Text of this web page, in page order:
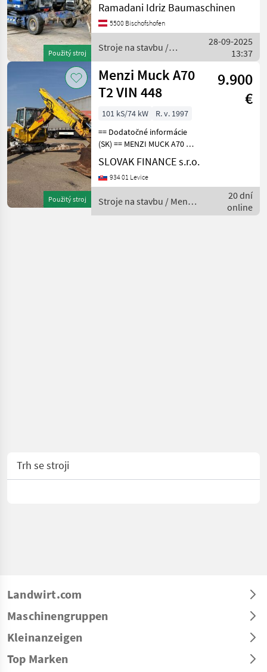
Použitý stroj
Ramadani Idriz Baumaschinen
5500 Bischofshofen
Stroje na stavbu /
Kaiser
28-09-2025
13:37
Použitý stroj
Menzi Muck A70
T2 VIN 448
9.900
€
101 kS/74 kW
R. v. 1997
== Dodatočné informácie
(SK) == MENZI MUCK A70 T2
kráčajúci báger r.v. 1997,
12.000 mth, 74 kW, výškovo
nastaviteľné oporné nohy,
kolesá, 1x
SLOVAK FINANCE s.r.o.
934 01 Levice
Stroje na stavbu / Menzi
Muck
20 dní
online
Trh se stroji
Landwirt.com
Maschinengruppen
Kleinanzeigen
Top Marken